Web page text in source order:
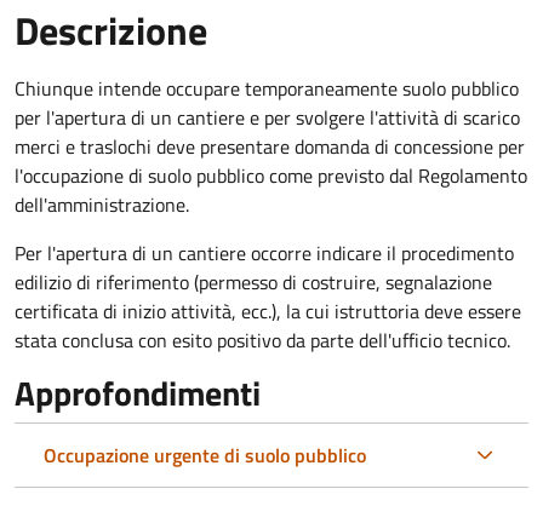
Descrizione
Chiunque intende occupare temporaneamente suolo pubblico
per l'apertura di un cantiere e per svolgere l'attività di scarico
merci e traslochi deve presentare domanda di concessione per
l'occupazione di suolo pubblico come previsto dal Regolamento
dell'amministrazione.
Per l'apertura di un cantiere occorre indicare il procedimento
edilizio di riferimento (permesso di costruire, segnalazione
certificata di inizio attività, ecc.), la cui istruttoria deve essere
stata conclusa con esito positivo da parte dell'ufficio tecnico.
Approfondimenti
Occupazione urgente di suolo pubblico